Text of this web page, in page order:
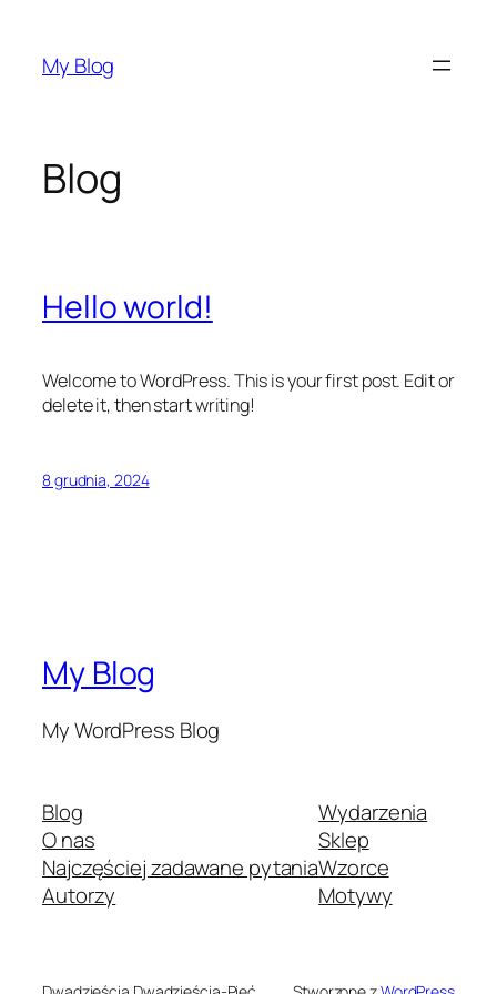
treściMy Blog
Blog
Hello world!
Welcome to WordPress. This is your first post. Edit or
delete it, then start writing!
8 grudnia, 2024
My Blog
My WordPress Blog
Blog
O nas
Najczęściej zadawane pytania
Autorzy
Wydarzenia
Sklep
Wzorce
Motywy